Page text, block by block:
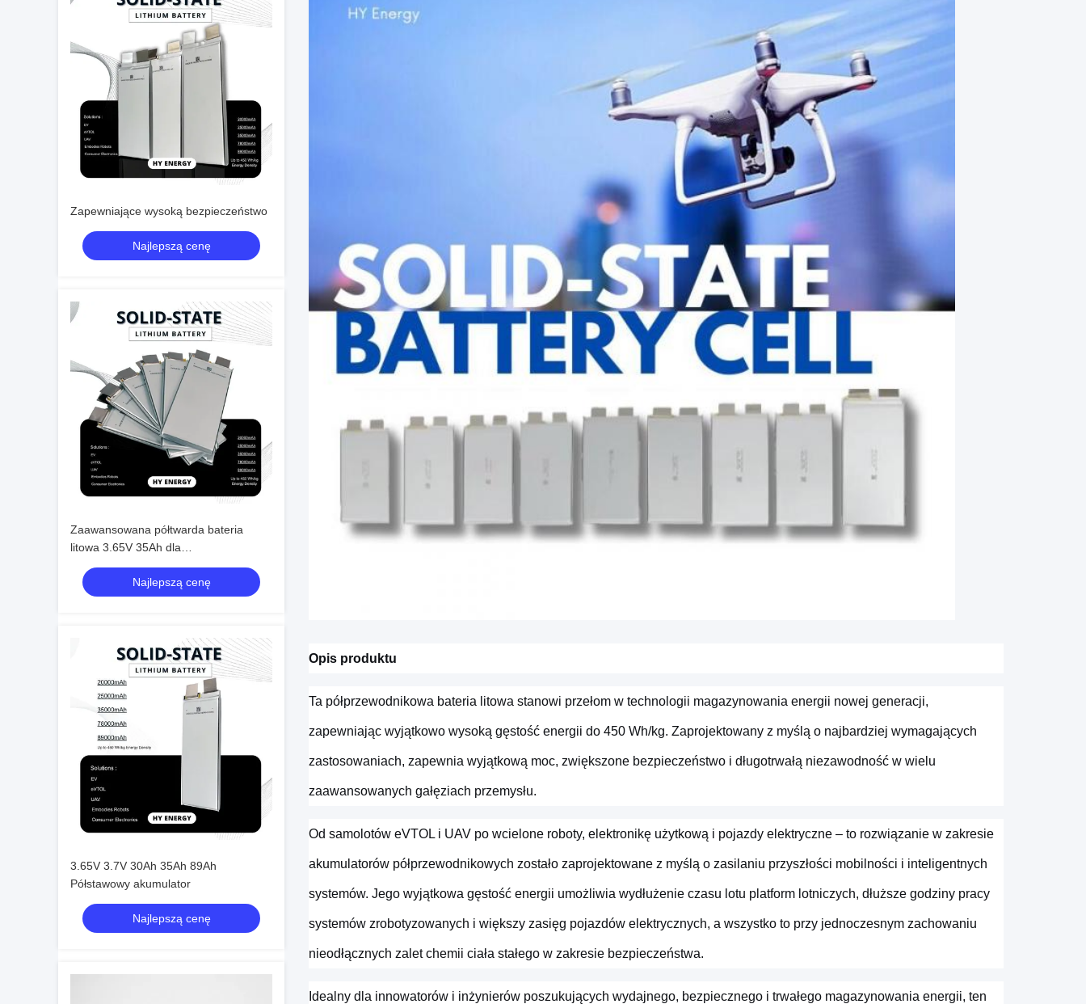
Zapewniające wysoką bezpieczeństwo
Najlepszą cenę
Zaawansowana półtwarda bateria
litowa 3.65V 35Ah dla
niestandardowych akumulatorów
Najlepszą cenę
3.65V 3.7V 30Ah 35Ah 89Ah
Półstawowy akumulator
Najlepszą cenę
Opis produktu
Ta półprzewodnikowa bateria litowa stanowi przełom w technologii magazynowania energii nowej generacji,
zapewniając wyjątkowo wysoką gęstość energii do 450 Wh/kg. Zaprojektowany z myślą o najbardziej wymagających
zastosowaniach, zapewnia wyjątkową moc, zwiększone bezpieczeństwo i długotrwałą niezawodność w wielu
zaawansowanych gałęziach przemysłu.
Od samolotów eVTOL i UAV po wcielone roboty, elektronikę użytkową i pojazdy elektryczne – to rozwiązanie w zakresie
akumulatorów półprzewodnikowych zostało zaprojektowane z myślą o zasilaniu przyszłości mobilności i inteligentnych
systemów. Jego wyjątkowa gęstość energii umożliwia wydłużenie czasu lotu platform lotniczych, dłuższe godziny pracy
systemów zrobotyzowanych i większy zasięg pojazdów elektrycznych, a wszystko to przy jednoczesnym zachowaniu
nieodłącznych zalet chemii ciała stałego w zakresie bezpieczeństwa.
Idealny dla innowatorów i inżynierów poszukujących wydajnego, bezpiecznego i trwałego magazynowania energii, ten